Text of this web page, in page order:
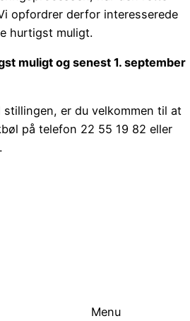
opfordrer derfor interesserede
hurtigst muligt.
muligt og senest 1. september
stillingen, er du velkommen til at
på telefon 22 55 19 82 eller
.
Menu